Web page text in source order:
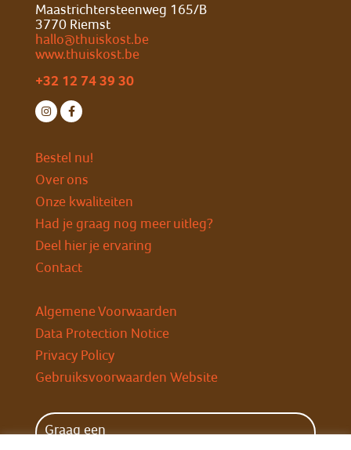
Maastrichtersteenweg 165/B
3770 Riemst
hallo@thuiskost.be
www.thuiskost.be
+32 12 74 39 30
Bestel nu!
Over ons
Onze kwaliteiten
Had je graag nog meer uitleg?
Deel hier je ervaring
Contact
Algemene Voorwaarden
Data Protection Notice
Privacy Policy
Gebruiksvoorwaarden Website
Graag een